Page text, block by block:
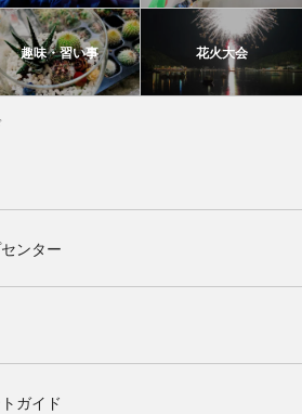
趣味・習い事 花火大会
ンター
ガイド